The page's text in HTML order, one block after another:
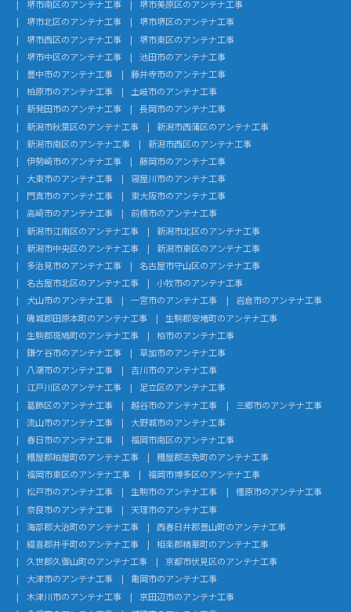
堺市南区のアンテナ工事
堺市美原区のアンテナ工事
堺市北区のアンテナ工事
堺市堺区のアンテナ工事
堺市西区のアンテナ工事
堺市東区のアンテナ工事
堺市中区のアンテナ工事
池田市のアンテナ工事
豊中市のアンテナ工事
藤井寺市のアンテナ工事
柏原市のアンテナ工事
土岐市のアンテナ工事
新発田市のアンテナ工事
長岡市のアンテナ工事
新潟市秋葉区のアンテナ工事
新潟市西蒲区のアンテナ工事
新潟市南区のアンテナ工事
新潟市西区のアンテナ工事
伊勢崎市のアンテナ工事
藤岡市のアンテナ工事
大東市のアンテナ工事
寝屋川市のアンテナ工事
門真市のアンテナ工事
東大阪市のアンテナ工事
高崎市のアンテナ工事
前橋市のアンテナ工事
新潟市江南区のアンテナ工事
新潟市北区のアンテナ工事
新潟市中央区のアンテナ工事
新潟市東区のアンテナ工事
多治見市のアンテナ工事
名古屋市守山区のアンテナ工事
名古屋市北区のアンテナ工事
小牧市のアンテナ工事
犬山市のアンテナ工事
一宮市のアンテナ工事
岩倉市のアンテナ工事
磯城郡田原本町のアンテナ工事
生駒郡安堵町のアンテナ工事
生駒郡斑鳩町のアンテナ工事
柏市のアンテナ工事
鎌ケ谷市のアンテナ工事
草加市のアンテナ工事
八潮市のアンテナ工事
吉川市のアンテナ工事
江戸川区のアンテナ工事
足立区のアンテナ工事
葛飾区のアンテナ工事
越谷市のアンテナ工事
三郷市のアンテナ工事
流山市のアンテナ工事
大野城市のアンテナ工事
春日市のアンテナ工事
福岡市南区のアンテナ工事
糟屋郡粕屋町のアンテナ工事
糟屋郡志免町のアンテナ工事
福岡市東区のアンテナ工事
福岡市博多区のアンテナ工事
松戸市のアンテナ工事
生駒市のアンテナ工事
橿原市のアンテナ工事
奈良市のアンテナ工事
天理市のアンテナ工事
海部郡大治町のアンテナ工事
西春日井郡豊山町のアンテナ工事
綴喜郡井手町のアンテナ工事
相楽郡精華町のアンテナ工事
久世郡久御山町のアンテナ工事
京都市伏見区のアンテナ工事
大津市のアンテナ工事
亀岡市のアンテナ工事
木津川市のアンテナ工事
京田辺市のアンテナ工事